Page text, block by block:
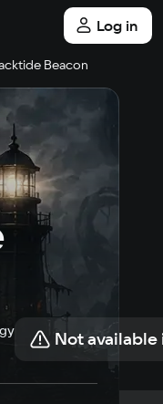
Log in
Beacon
Not